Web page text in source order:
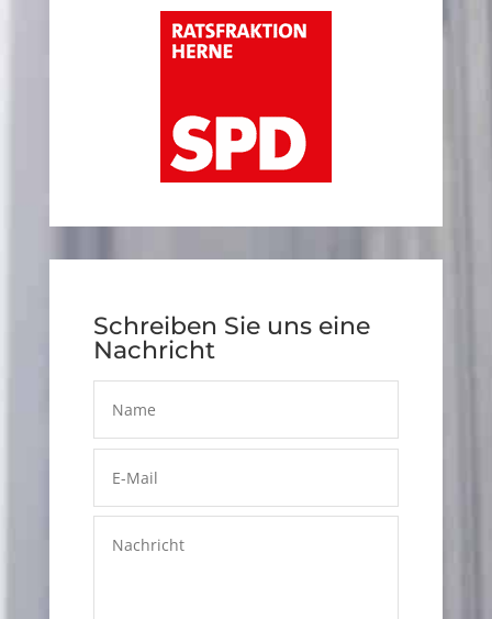
Schreiben Sie uns eine
Nachricht